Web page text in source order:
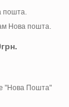
Нова пошта.
"Нова Пошта"